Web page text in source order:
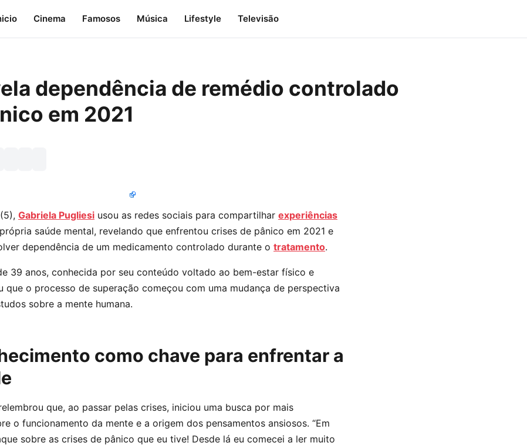
Cinema Famosos Música Lifestyle Televisão
dependência de remédio controlado
em 2021
Gabriela Pugliesi usou as redes sociais para compartilhar experiências
saúde mental, revelando que enfrentou crises de pânico em 2021 e
dependência de um medicamento controlado durante o tratamento.
39 anos, conhecida por seu conteúdo voltado ao bem-estar físico e
que o processo de superação começou com uma mudança de perspectiva
sobre a mente humana.
como chave para enfrentar a
que, ao passar pelas crises, iniciou uma busca por mais
o funcionamento da mente e a origem dos pensamentos ansiosos. “Em
sobre as crises de pânico que eu tive! Desde lá eu comecei a ler muito